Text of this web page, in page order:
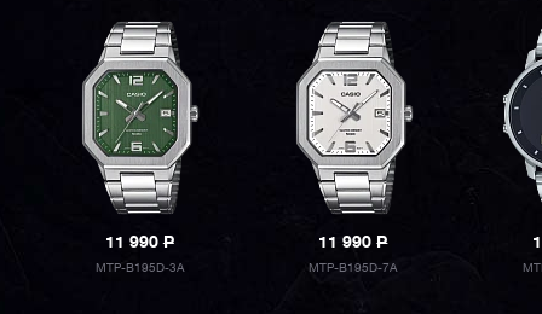
11 990P
MTP-B195D-3A
11 990P
MTP-B195D-7A